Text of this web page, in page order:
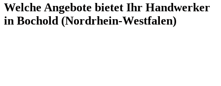
Welche Angebote bietet Ihr Handwerker
in Bochold (Nordrhein-Westfalen)